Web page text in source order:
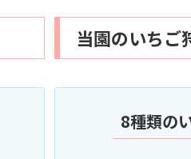
当園のいちご
8種類の